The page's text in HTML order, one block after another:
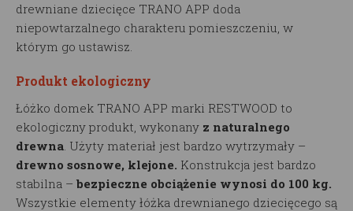
drewniane dziecięce TRANO APP doda
niepowtarzalnego charakteru pomieszczeniu, w
którym go ustawisz.
Produkt ekologiczny
Łóżko domek TRANO APP marki RESTWOOD to
ekologiczny produkt, wykonany z naturalnego
drewna. Użyty materiał jest bardzo wytrzymały –
drewno sosnowe, klejone. Konstrukcja jest bardzo
stabilna – bezpieczne obciążenie wynosi do 100 kg.
Wszystkie elementy łóżka drewnianego dziecięcego są